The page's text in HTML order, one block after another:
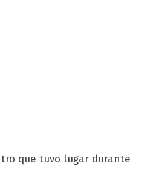
que tuvo lugar durante